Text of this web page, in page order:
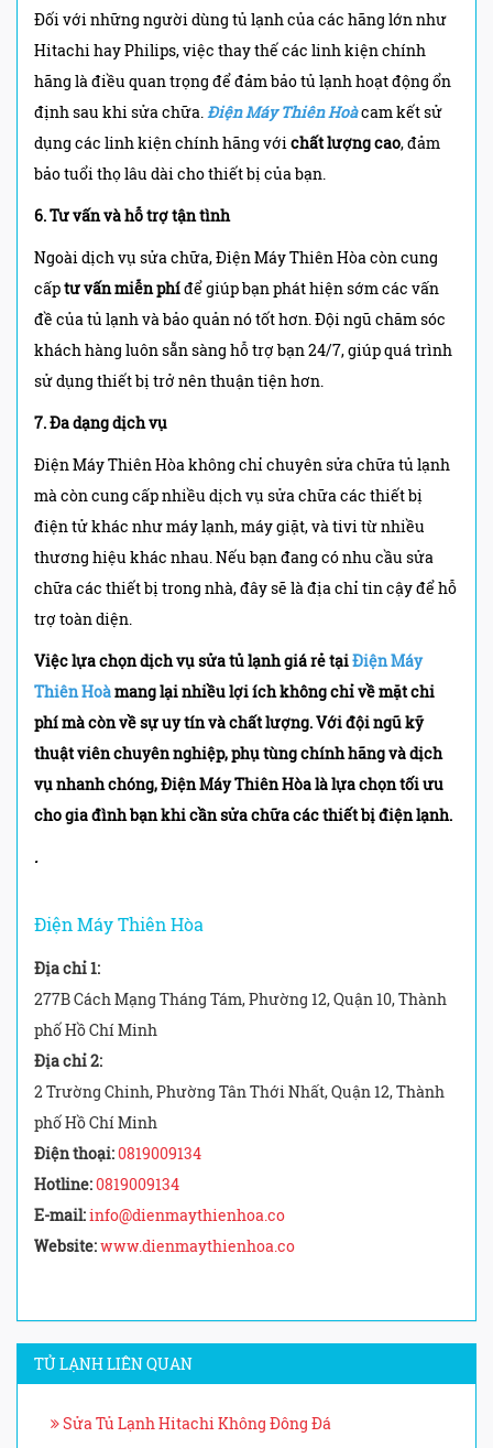
Đối với những người dùng tủ lạnh của các hãng lớn như
Hitachi hay Philips, việc thay thế các linh kiện chính
hãng là điều quan trọng để đảm bảo tủ lạnh hoạt động ổn
định sau khi sửa chữa. Điện Máy Thiên Hoàcam kết sử
dụng các linh kiện chính hãng với chất lượng cao, đảm
bảo tuổi thọ lâu dài cho thiết bị của bạn.
6. Tư vấn và hỗ trợ tận tình
Ngoài dịch vụ sửa chữa, Điện Máy Thiên Hòa còn cung
cấptư vấn miễn phíđể giúp bạn phát hiện sớm các vấn
đề của tủ lạnh và bảo quản nó tốt hơn. Đội ngũ chăm sóc
khách hàng luôn sẵn sàng hỗ trợ bạn 24/7, giúp quá trình
sử dụng thiết bị trở nên thuận tiện hơn.
7. Đa dạng dịch vụ
Điện Máy Thiên Hòa không chỉ chuyên sửa chữa tủ lạnh
mà còn cung cấp nhiều dịch vụ sửa chữa các thiết bị
điện tử khác như máy lạnh, máy giặt, và tivi từ nhiều
thương hiệu khác nhau. Nếu bạn đang có nhu cầu sửa
chữa các thiết bị trong nhà, đây sẽ là địa chỉ tin cậy để hỗ
trợ toàn diện.
Việc lựa chọn dịch vụ sửa tủ lạnh giá rẻ tạiĐiện Máy
Thiên Hoàmang lại nhiều lợi ích không chỉ về mặt chi
phí mà còn về sự uy tín và chất lượng. Với đội ngũ kỹ
thuật viên chuyên nghiệp, phụ tùng chính hãng và dịch
vụ nhanh chóng, Điện Máy Thiên Hòa là lựa chọn tối ưu
cho gia đình bạn khi cần sửa chữa các thiết bị điện lạnh.
.
Điện Máy Thiên Hòa
Địa chỉ 1:
277B Cách Mạng Tháng Tám, Phường 12, Quận 10, Thành
phố Hồ Chí Minh
Địa chỉ 2:
2 Trường Chinh, Phường Tân Thới Nhất, Quận 12, Thành
phố Hồ Chí Minh
Điện thoại:0819009134
Hotline:0819009134
E-mail:info@dienmaythienhoa.co
Website:www.dienmaythienhoa.co
TỦ LẠNH LIÊN QUAN
Sửa Tủ Lạnh Hitachi Không Đông Đá